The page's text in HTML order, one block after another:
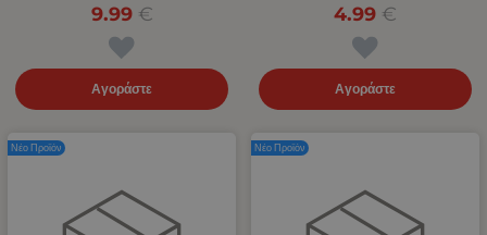
9.99 €
Αγοράστε
4.99 €
Αγοράστε
Νέο Προϊόν Νέο Προϊόν